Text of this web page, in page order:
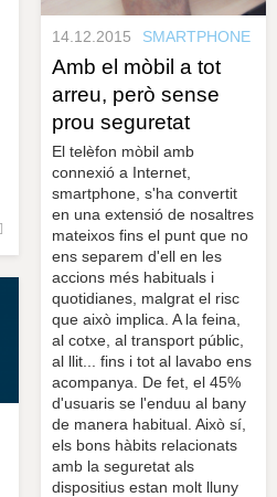
14.12.2015 SMARTPHONE
Amb el mòbil a tot
arreu, però sense
prou seguretat
El telèfon mòbil amb
connexió a Internet,
smartphone, s'ha convertit
en una extensió de nosaltres
mateixos fins el punt que no
ens separem d'ell en les
accions més habituals i
quotidianes, malgrat el risc
que això implica. A la feina,
al cotxe, al transport públic,
al llit... fins i tot al lavabo ens
acompanya. De fet, el 45%
d'usuaris se l'enduu al bany
de manera habitual. Això sí,
els bons hàbits relacionats
amb la seguretat als
dispositius estan molt lluny